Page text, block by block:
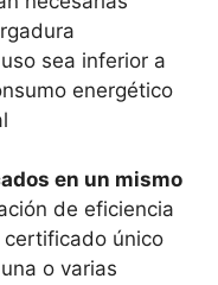
sea inferior a
energético
en un mismo
de eficiencia
único
o varias